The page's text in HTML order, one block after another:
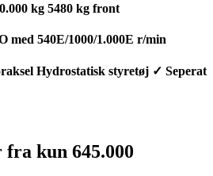
kg 5480 kg front
med 540E/1000/1.000E r/min
Hydrostatisk styretøj ✓ Seperat
kun 645.000